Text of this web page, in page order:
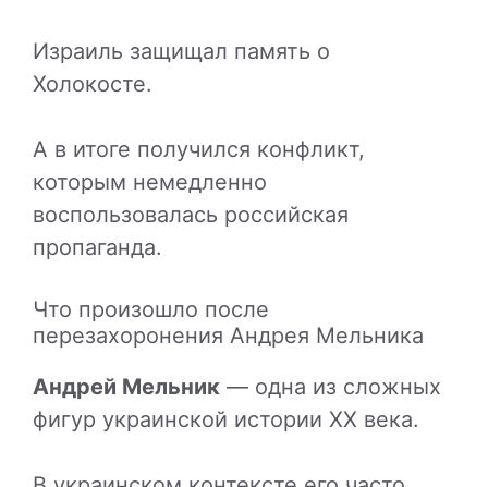
Израиль защищал память о
Холокосте.
А в итоге получился конфликт,
которым немедленно
воспользовалась российская
пропаганда.
Что произошло после
перезахоронения Андрея Мельника
Андрей Мельник — одна из сложных
фигур украинской истории XX века.